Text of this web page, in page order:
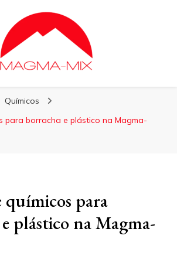
Químicos
para borracha e plástico na Magma-
para
plástico na Magma-